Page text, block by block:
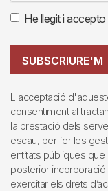
He llegit i accepto
SUBSCRIURE'M
L'acceptació
consentiment al
la prestació dels
escau, per fer les
entitats públiques que
posterior
exercitar els drets